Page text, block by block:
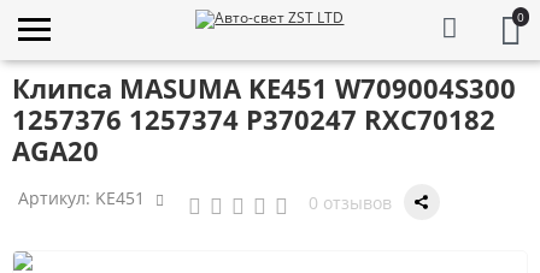
0
Клипса MASUMA KE451 W709004S300
1257376 1257374 P370247 RXC70182
AGA20
Артикул: KE451 0 отзывов